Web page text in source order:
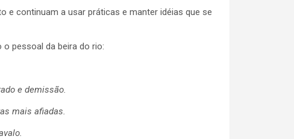
e continuam a usar práticas e manter idéias que se
pessoal da beira do rio:
e demissão.
mais afiadas.